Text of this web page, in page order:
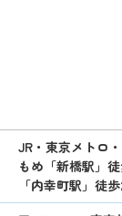
JR・東京メトロ
もめ「新橋駅」
「内幸町駅」徒